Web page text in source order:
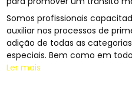
Somos profissionais
auxiliar nos processos de
adição de todas as
especiais. Bem como em
Ler mais